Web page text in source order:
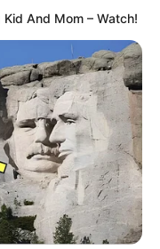
And Mom – Watch!